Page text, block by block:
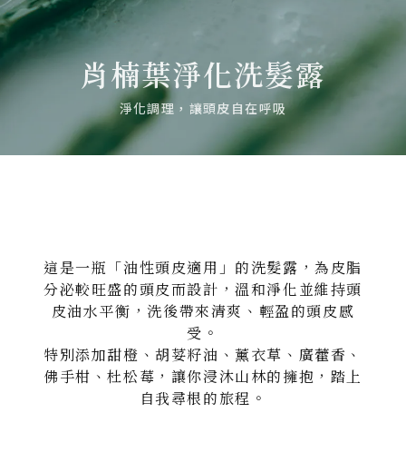
肖楠葉淨化洗髮露
淨化調理，讓頭皮自在呼吸
這是一瓶「油性頭皮適用」的洗髮露，為皮脂
分泌較旺盛的頭皮而設計，溫和淨化並維持頭
皮油水平衡，洗後帶來清爽、輕盈的頭皮感
受。
特別添加甜橙、胡荽籽油、薰衣草、廣藿香、
佛手柑、杜松莓，讓你浸沐山林的擁抱，踏上
自我尋根的旅程。